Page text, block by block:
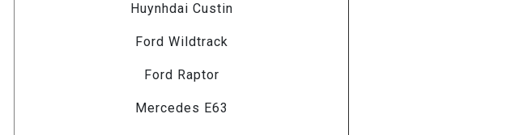
Huynhdai Custin
Ford Wildtrack
Ford Raptor
Mercedes E63